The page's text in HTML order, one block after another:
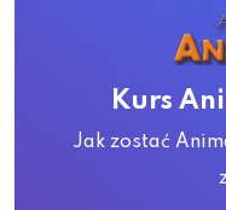
Kurs
Jak zostać